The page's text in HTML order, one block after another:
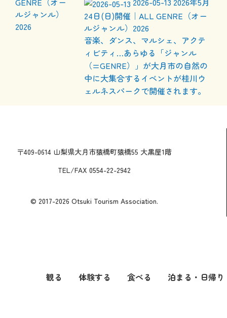
24日(日)開催｜ALL GENRE（オー
ルジャンル）2026
音楽、ダンス、マルシェ、アクテ
ィビティ…あらゆる「ジャンル
（=GENRE）」が大月市の自然の
中に大集合するイベントが桂川ウ
ェルネスパークで開催されます。
〒409-0614 山梨県大月市猿橋町猿橋55 大黒屋1階
TEL/FAX 0554-22-2942
© 2017-2026 Otsuki Tourism Association.
観る 体験する 食べる 泊まる・日帰り